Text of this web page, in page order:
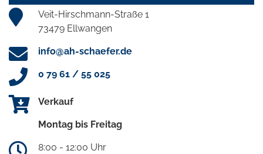
Veit-Hirschmann-Straße 1
73479 Ellwangen
info@ah-schaefer.de
0 79 61 / 55 025
Verkauf
Montag bis Freitag
8:00 - 12:00 Uhr